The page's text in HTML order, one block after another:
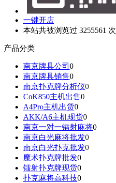
一键开店
本站共被浏览过 3255561 次
产品分类
南京牌具公司 0
南京牌具销售0
南京扑克牌分析仪0
CoK850主机出售0
A4Pro主机出货0
AKK/A6主机现货0
南京一对一镭射麻将0
南京白光麻将批发0
南京白光扑克批发0
魔术扑克牌批发0
镭射扑克牌现货0
扑克麻将高科技0